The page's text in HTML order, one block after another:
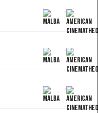
×
×
×